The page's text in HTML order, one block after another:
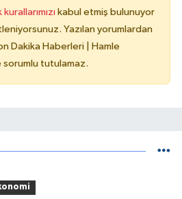
kabul etmiş bulunuyor
Yazılan yorumlardan
Dakika Haberleri | Hamle
tutulamaz.